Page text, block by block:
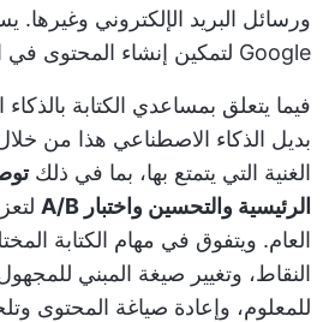
ورسائل البريد الإلكتروني وغيرها.
Google لتمكين إنشاء المحتوى في الوقت الفعلي. 🔎
فيما يتعلق بمساعدي الكتابة
بديل الذكاء الاصطناعي هذا من
الغنية التي يتمتع بها، بما في ذلك
الرئيسية والتحسين واختبار A/B
العام. ويتفوق في مهام الكتابة
النقاط، وتغيير صيغة المبني
للمعلوم، وإعادة صياغة المحتوى